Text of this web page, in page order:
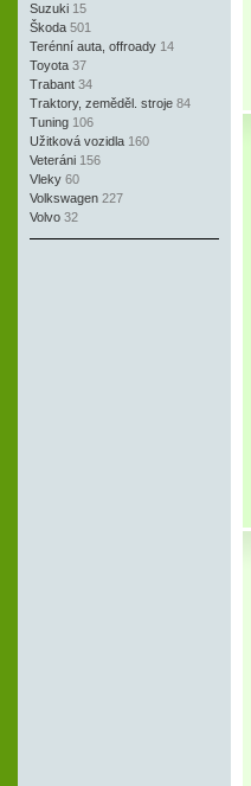
Suzuki 15
Škoda 501
Terénní auta, offroady 14
Toyota 37
Trabant 34
Traktory, zeměděl. stroje 84
Tuning 106
Užitková vozidla 160
Veteráni 156
Vleky 60
Volkswagen 227
Volvo 32